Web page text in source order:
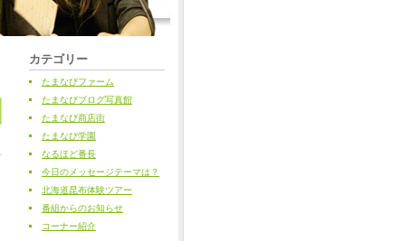
カテゴリー
たまなびファーム
たまなびブログ写真館
たまなび商店街
たまなび学園
なるほど番長
今日のメッセージテーマは？
北海道昆布体験ツアー
番組からのお知らせ
コーナー紹介